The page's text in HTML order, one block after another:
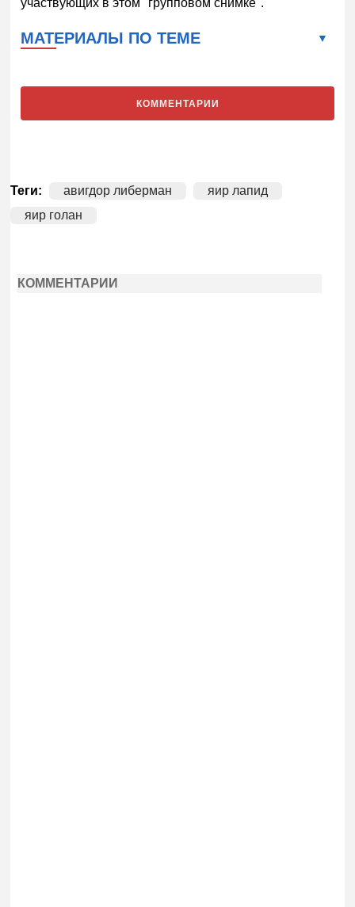
участвующих в этом "групповом снимке".
МАТЕРИАЛЫ ПО ТЕМЕ
КОММЕНТАРИИ
Теги: авигдор либерман
яир лапид
яир голан
КОММЕНТАРИИ